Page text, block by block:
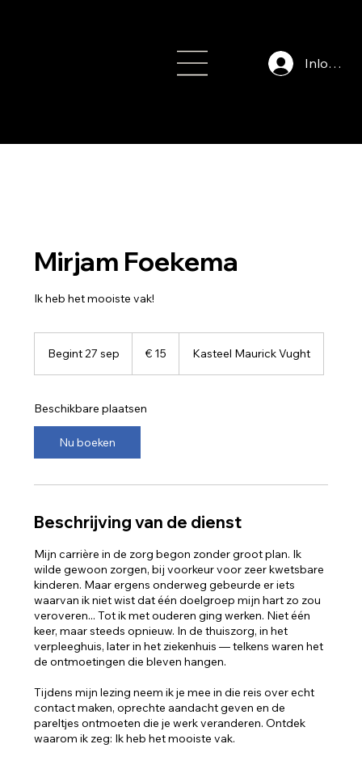
Inloggen
Mirjam Foekema
Ik heb het mooiste vak!
Begint 27 sep
n
t
7
€ 15 Kasteel Maurick Vught
Beschikbare plaatsen
Nu boeken
Beschrijving van de dienst
Mijn carrière in de zorg begon zonder groot plan. Ik
wilde gewoon zorgen, bij voorkeur voor zeer kwetsbare
kinderen. Maar ergens onderweg gebeurde er iets
waarvan ik niet wist dat één doelgroep mijn hart zo zou
veroveren... Tot ik met ouderen ging werken. Niet één
keer, maar steeds opnieuw. In de thuiszorg, in het
verpleeghuis, later in het ziekenhuis — telkens waren het
de ontmoetingen die bleven hangen.
Tijdens mijn lezing neem ik je mee in die reis over echt
contact maken, oprechte aandacht geven en de
pareltjes ontmoeten die je werk veranderen. Ontdek
waarom ik zeg: Ik heb het mooiste vak.